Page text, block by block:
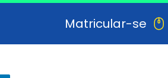
Matricular-se